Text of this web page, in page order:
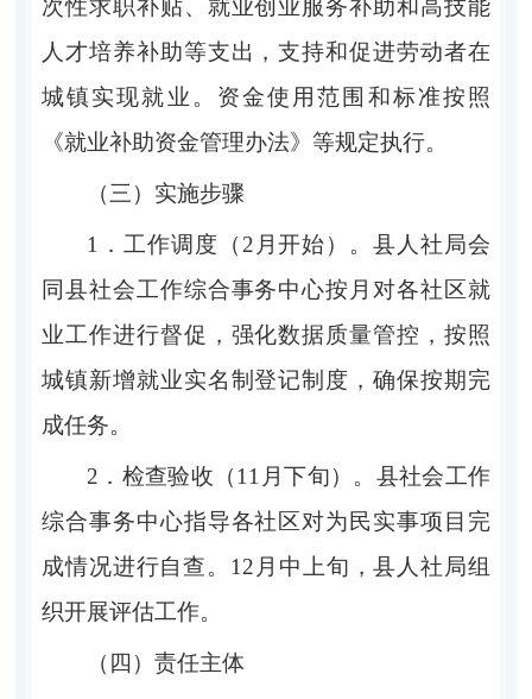
次性求职补贴、就业创业服务补助和高技能
人才培养补助等支出，支持和促进劳动者在
城镇实现就业。资金使用范围和标准按照
《就业补助资金管理办法》等规定执行。
（三）实施步骤
1． 工作调度（ 2 月开始）。县人社局会
同县社会工作综合事务中心按月对各社区就
业工作进行督促，强化数据质量管控，按照
城镇新增就业实名制登记制度，确保按期完
成任务。
2． 检查验收（11 月下旬）。 县社会工作
综合事务中心指导各社区对为民实事项目完
成情况进行自查。 12 月中上旬，县人社局组
织开展评估工作。
（四）责任主体